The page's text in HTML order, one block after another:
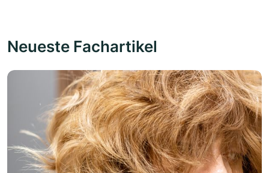
Neueste Fachartikel